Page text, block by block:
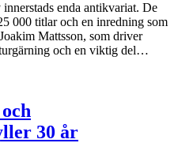
enda antikvariat. De
000 titlar och en inredning som
Mattsson, som driver
och en viktig del…
30 år